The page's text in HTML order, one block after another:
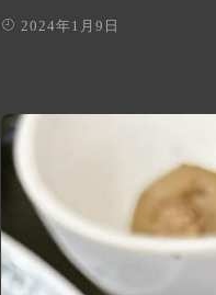
2024年1月9日